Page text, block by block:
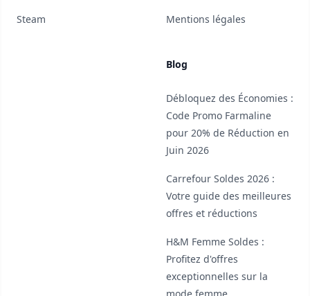
Steam Mentions légales
Blog
Débloquez des Économies :
Code Promo Farmaline
pour 20% de Réduction en
Juin 2026
Carrefour Soldes 2026 :
Votre guide des meilleures
offres et réductions
H&M Femme Soldes :
Profitez d'offres
exceptionnelles sur la